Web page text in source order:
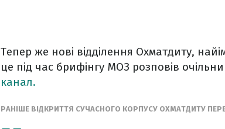
Тепер же нові відділення Охматдиту,
це під час брифінгу МОЗ розповів
канал.
РАНІШЕ ВІДКРИТТЯ СУЧАСНОГО КОРПУСУ ОХМАТДИТУ